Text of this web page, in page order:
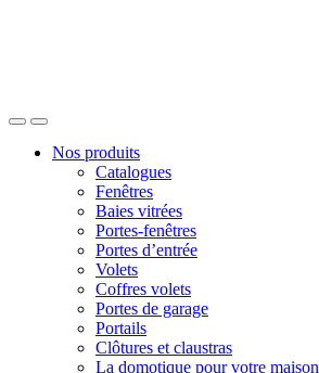
Nos produits
Catalogues
Fenêtres
Baies vitrées
Portes-fenêtres
Portes d’entrée
Volets
Coffres volets
Portes de garage
Portails
Clôtures et claustras
La domotique pour votre maison